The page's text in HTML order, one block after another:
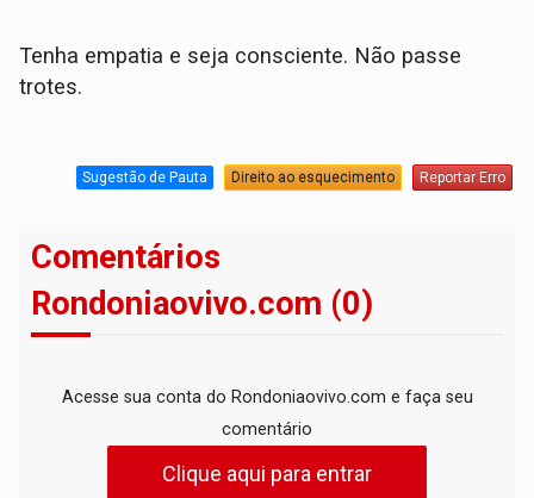
Tenha empatia e seja consciente. Não passe
trotes.
Sugestão de Pauta Direito ao esquecimento Reportar Erro
Comentários
Rondoniaovivo.com (0)
Acesse sua conta do Rondoniaovivo.com e faça seu
comentário
Clique aqui para entrar